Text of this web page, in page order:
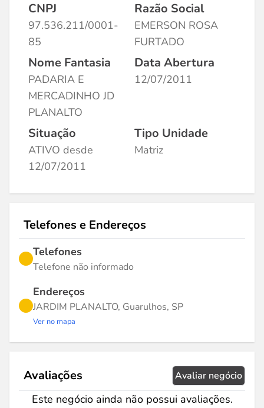
CNPJ
97.536.211/0001-
85
Razão Social
EMERSON ROSA
FURTADO
Nome Fantasia
PADARIA E
MERCADINHO JD
PLANALTO
Data Abertura
12/07/2011
Situação
ATIVO desde
12/07/2011
Tipo Unidade
Matriz
Telefones e Endereços
Telefones
Telefone não informado
Endereços
JARDIM PLANALTO, Guarulhos, SP
Ver no mapa
Avaliações Avaliar negócio
Este negócio ainda não possui avaliações.